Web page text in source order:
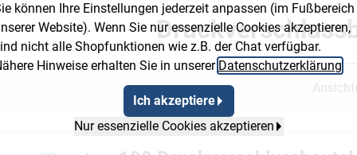
können Ihre Einstellungen jederzeit anpassen (im Fußbereich
Website). Wenn Sie nur essenzielle Cookies akzeptieren,
nicht alle Shopfunktionen wie z.B. der Chat verfügbar.
Hinweise erhalten Sie in unserer Datenschutzerklärung
Ich akzeptiere
Nur essenzielle Cookies akzeptieren